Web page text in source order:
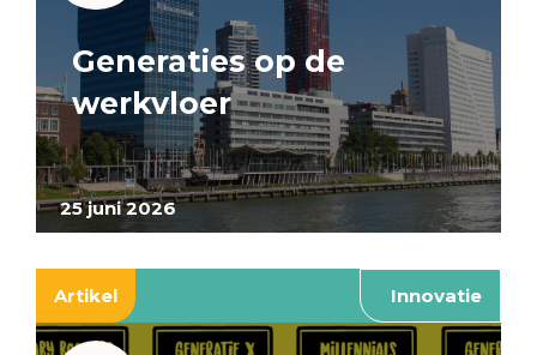
25 juni 2026
Generaties op de
werkvloer
Artikel Innovatie